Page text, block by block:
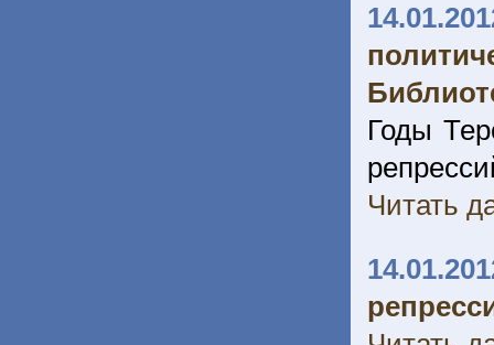
Годы
Читать